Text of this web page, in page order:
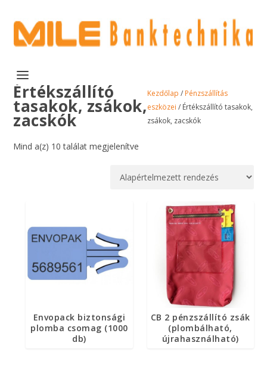
Értékszállító
tasakok, zsákok,
zacskók
Kezdőlap / Pénzszállítás
eszközei / Értékszállító tasakok,
zsákok, zacskók
Mind a(z) 10 találat megjelenítve
Envopack biztonsági
plomba csomag (1000
db)
CB 2 pénzszállító zsák
(plombálható,
újrahasználható)